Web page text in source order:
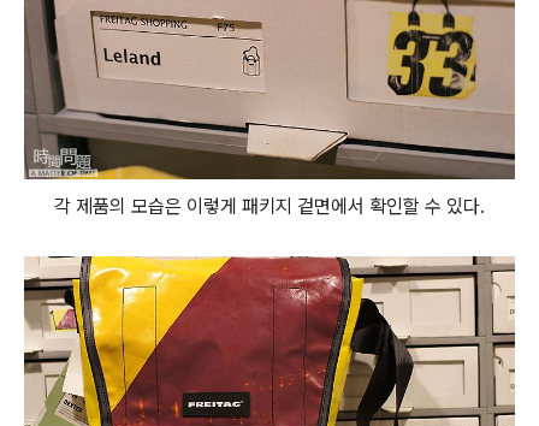
각 제품의 모습은 이렇게 패키지 겉면에서 확인할 수 있다.